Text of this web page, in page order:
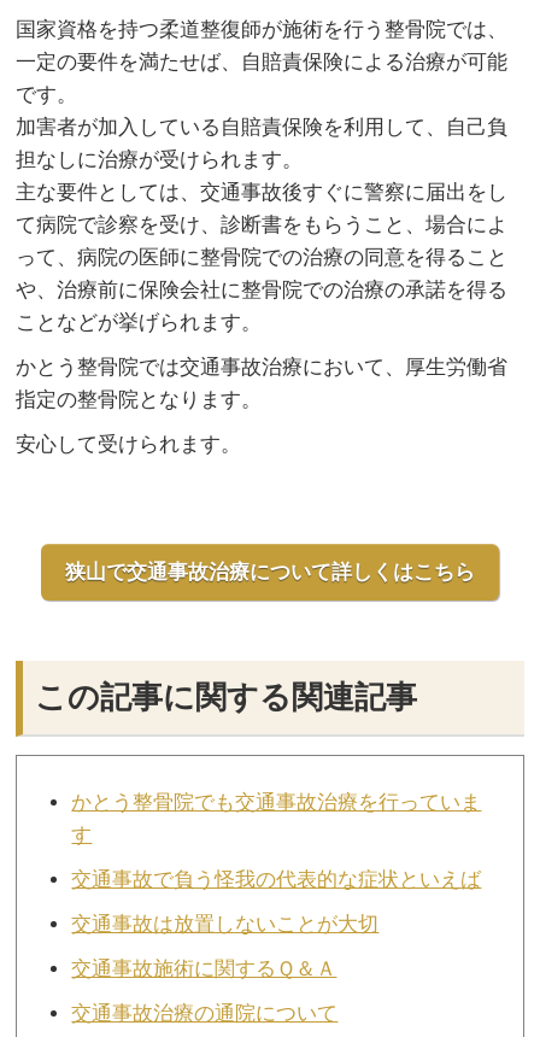
国家資格を持つ柔道整復師が施術を行う整骨院では、
一定の要件を満たせば、自賠責保険による治療が可能
です。
加害者が加入している自賠責保険を利用して、自己負
担なしに治療が受けられます。
主な要件としては、交通事故後すぐに警察に届出をし
て病院で診察を受け、診断書をもらうこと、場合によ
って、病院の医師に整骨院での治療の同意を得ること
や、治療前に保険会社に整骨院での治療の承諾を得る
ことなどが挙げられます。
かとう整骨院では交通事故治療において、厚生労働省
指定の整骨院となります。
安心して受けられます。
狭山で交通事故治療について詳しくはこちら
この記事に関する関連記事
かとう整骨院でも交通事故治療を行っていま
す
交通事故で負う怪我の代表的な症状といえば
交通事故は放置しないことが大切
交通事故施術に関するＱ＆Ａ
交通事故治療の通院について